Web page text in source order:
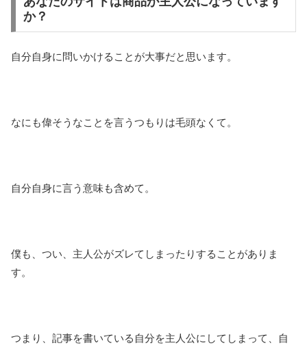
か？
自分自身に問いかけることが大事だと思います。
なにも偉そうなことを言うつもりは毛頭なくて。
自分自身に言う意味も含めて。
僕も、つい、主人公がズレてしまったりすることがありま
す。
つまり、記事を書いている自分を主人公にしてしまって、自